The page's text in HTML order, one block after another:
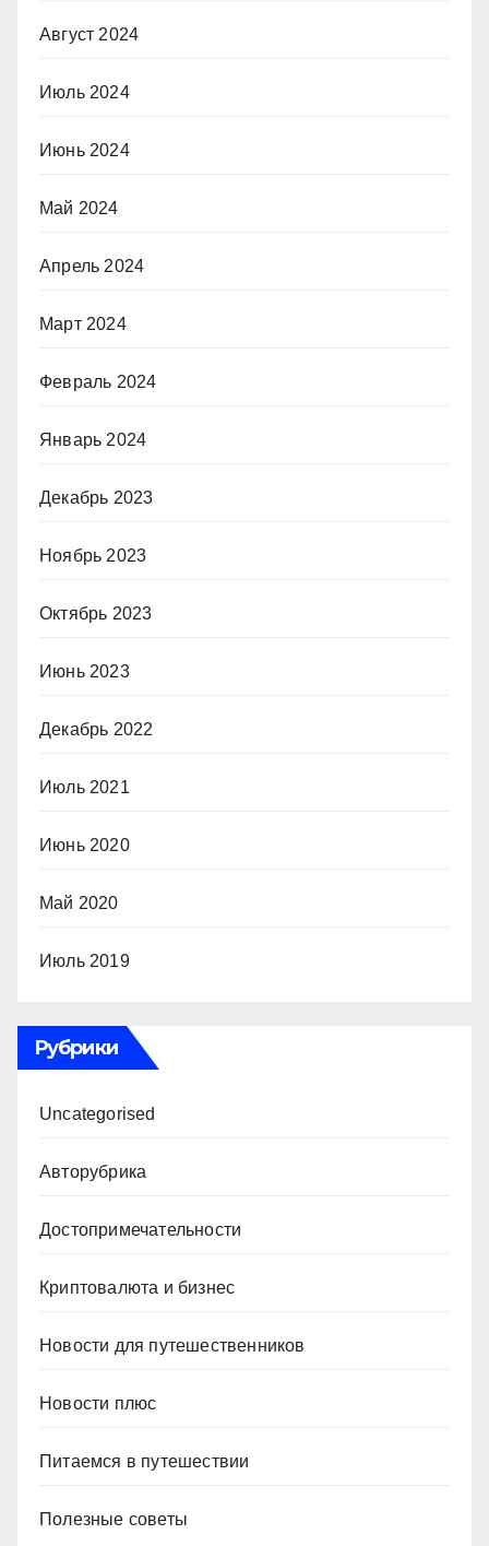
Август 2024
Июль 2024
Июнь 2024
Май 2024
Апрель 2024
Март 2024
Февраль 2024
Январь 2024
Декабрь 2023
Ноябрь 2023
Октябрь 2023
Июнь 2023
Декабрь 2022
Июль 2021
Июнь 2020
Май 2020
Июль 2019
Рубрики
Uncategorised
Авторубрика
Достопримечательности
Криптовалюта и бизнес
Новости для путешественников
Новости плюс
Питаемся в путешествии
Полезные советы